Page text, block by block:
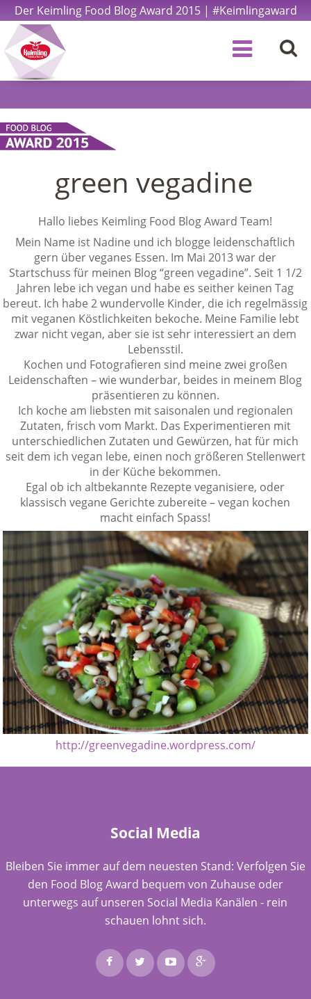
Der Keimling Food Blog Award 2015 | #Keimlingaward
green vegadine
Hallo liebes Keimling Food Blog Award Team!
Mein Name ist Nadine und ich blogge leidenschaftlich
gern über veganes Essen. Im Mai 2013 war der
Startschuss für meinen Blog “green vegadine”. Seit 1 1/2
Jahren lebe ich vegan und habe es seither keinen Tag
bereut. Ich habe 2 wundervolle Kinder, die ich regelmässig
mit veganen Köstlichkeiten bekoche. Meine Familie lebt
zwar nicht vegan, aber sie ist sehr interessiert an dem
Lebensstil.
Kochen und Fotografieren sind meine zwei großen
Leidenschaften – wie wunderbar, beides in meinem Blog
präsentieren zu können.
Ich koche am liebsten mit saisonalen und regionalen
Zutaten, frisch vom Markt. Das Experimentieren mit
unterschiedlichen Zutaten und Gewürzen, hat für mich
seit dem ich vegan lebe, einen noch größeren Stellenwert
in der Küche bekommen.
Egal ob ich altbekannte Rezepte veganisiere, oder
klassisch vegane Gerichte zubereite – vegan kochen
macht einfach Spass!
http://greenvegadine.wordpress.com/
Social Media
Bleiben Sie immer auf dem neuesten Stand: Verfolgen Sie
den Food Blog Award bequem von Zuhause oder
unterwegs auf unseren Social Media Kanälen - rein
schauen lohnt sich.